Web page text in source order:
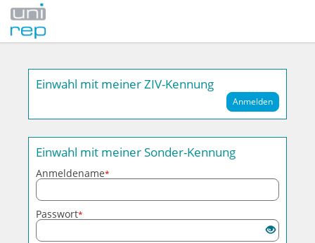
Einwahl mit meiner ZIV-Kennung
Anmelden
Einwahl mit meiner Sonder-Kennung
Anmeldename*
Passwort*